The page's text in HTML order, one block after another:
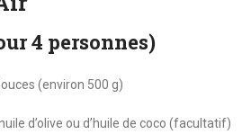
4 personnes)
(environ 500 g)
d’olive ou d’huile de coco (facultatif)